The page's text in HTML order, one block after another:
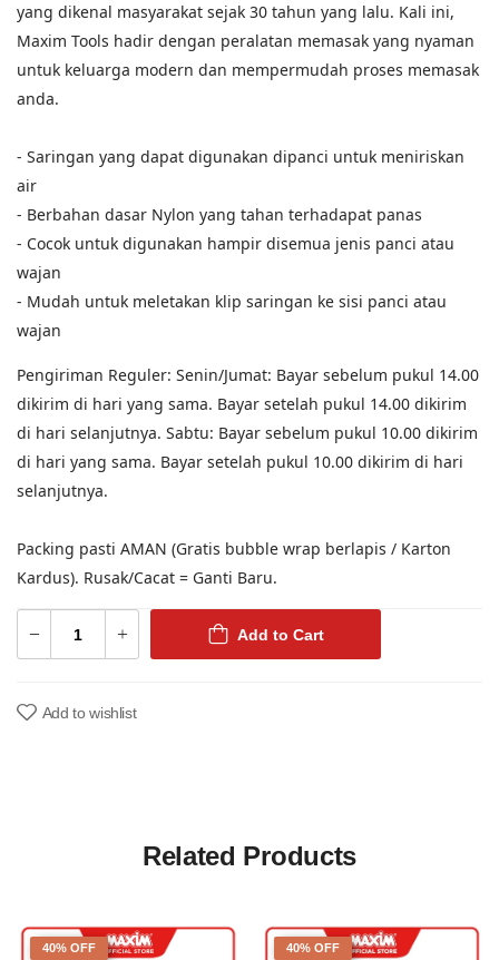
yang dikenal masyarakat sejak 30 tahun yang lalu. Kali ini,
Maxim Tools hadir dengan peralatan memasak yang nyaman
untuk keluarga modern dan mempermudah proses memasak
anda.
- Saringan yang dapat digunakan dipanci untuk meniriskan
air
- Berbahan dasar Nylon yang tahan terhadapat panas
- Cocok untuk digunakan hampir disemua jenis panci atau
wajan
- Mudah untuk meletakan klip saringan ke sisi panci atau
wajan
Pengiriman Reguler: Senin/Jumat: Bayar sebelum pukul 14.00
dikirim di hari yang sama. Bayar setelah pukul 14.00 dikirim
di hari selanjutnya. Sabtu: Bayar sebelum pukul 10.00 dikirim
di hari yang sama. Bayar setelah pukul 10.00 dikirim di hari
selanjutnya.
Packing pasti AMAN (Gratis bubble wrap berlapis / Karton
Kardus). Rusak/Cacat = Ganti Baru.
Add to Cart
Add to wishlist
Related Products
40% OFF 40% OFF